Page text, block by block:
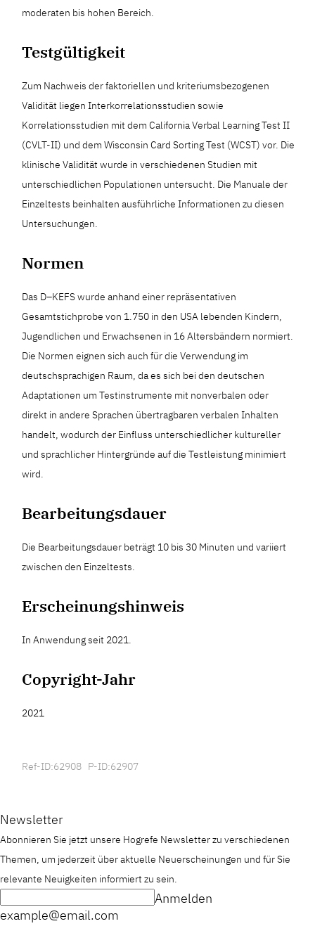
moderaten bis hohen Bereich.
Testgültigkeit
Zum Nachweis der faktoriellen und kriteriumsbezogenen
Validität liegen Interkorrelationsstudien sowie
Korrelationsstudien mit dem California Verbal Learning Test II
(CVLT-II) und dem Wisconsin Card Sorting Test (WCST) vor. Die
klinische Validität wurde in verschiedenen Studien mit
unterschiedlichen Populationen untersucht. Die Manuale der
Einzeltests beinhalten ausführliche Informationen zu diesen
Untersuchungen.
Normen
Das D–KEFS wurde anhand einer repräsentativen
Gesamtstichprobe von 1.750 in den USA lebenden Kindern,
Jugendlichen und Erwachsenen in 16 Altersbändern normiert.
Die Normen eignen sich auch für die Verwendung im
deutschsprachigen Raum, da es sich bei den deutschen
Adaptationen um Testinstrumente mit nonverbalen oder
direkt in andere Sprachen übertragbaren verbalen Inhalten
handelt, wodurch der Einfluss unterschiedlicher kultureller
und sprachlicher Hintergründe auf die Testleistung minimiert
wird.
Bearbeitungsdauer
Die Bearbeitungsdauer beträgt 10 bis 30 Minuten und variiert
zwischen den Einzeltests.
Erscheinungshinweis
In Anwendung seit 2021.
Copyright-Jahr
2021
Ref-ID:62908 P-ID:62907
Newsletter
Abonnieren Sie jetzt unsere Hogrefe Newsletter zu verschiedenen
Themen, um jederzeit über aktuelle Neuerscheinungen und für Sie
relevante Neuigkeiten informiert zu sein.
example@email.com
Anmelden